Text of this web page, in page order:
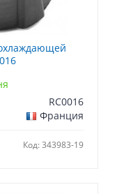
RC0016
Франция
Код: 343983-19